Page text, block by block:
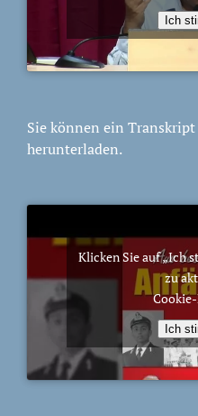
Ich
Sie können ein Transkript
herunterladen.
Klicken Sie auf „Ich
zu
Ich